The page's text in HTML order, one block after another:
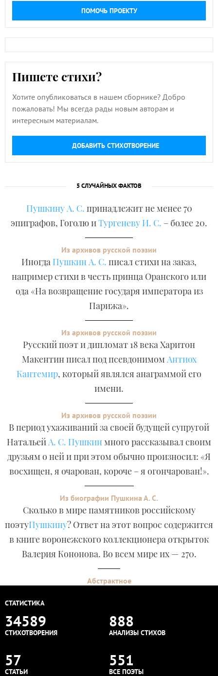
ПОМОЧЬ ПРОЕКТУ
Пишете стихи?
Хотите опубликоваться в нашем сборнике? Добро
пожаловать! Мы всегда рады новым авторам и
интересным материалам.
ДОБАВИТЬ СТИХОТВОРЕНИЕ
5 СЛУЧАЙНЫХ ФАКТОВ
Пушкину А. С. принадлежит не менее 70
эпиграфов, Гоголю иТургеневу И. С. – более 20.
Из архивов русской поэзии
Иногда Пушкин А. С. писал стихи на заказ,
например стихи в честь принца Оранского или
ода «На возвращение государя императора из
Парижа».
Из архивов русской поэзии
Русский поэт и дипломат 18 века Харитон
Макентин писал под псевдонимом Антиох
Кантемир, который являлся анаграммой его
имени.
Из архивов русской поэзии
В период ухаживаний за своей будущей супругой
НатальейА. С. Пушкинмного рассказывал своим
друзьям о ней и при этом обычно произносил: «Я
восхищен, я очарован, короче – я огончарован!».
Из биографии Пушкина А. С.
Сколько в мире памятников российскому
поэтуПушкину? Ответ на этот вопрос содержится
в книге воронежского коллекционера открыток
Валерия Кононова. Во всем мире их — 270.
Абстрактное
СТАТИСТИКА
34589
СТИХОТВОРЕНИЯ
888
АНАЛИЗЫ СТИХОВ
57
СТАТЬИ
551
ВСЕ ПОЭТЫ